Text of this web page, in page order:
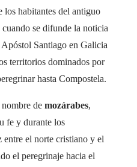
los habitantes del antiguo
se difunde la noticia
Santiago en Galicia
territorios dominados por
hasta Compostela.
nombre demozárabes,
fe y durante los
entre el norte cristiano y el
el peregrinaje hacia el